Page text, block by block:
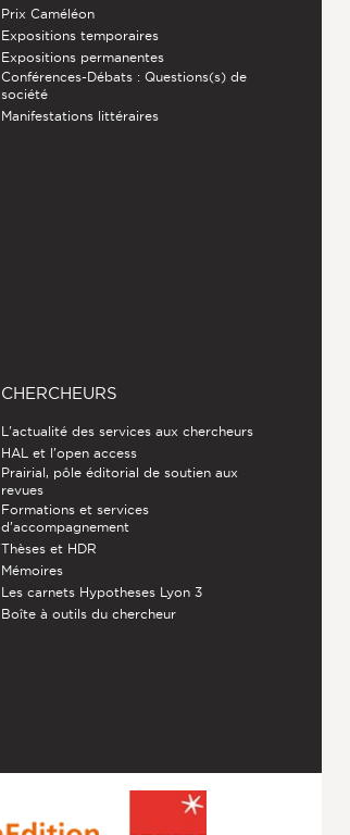
Prix Caméléon
Expositions temporaires
Expositions permanentes
Conférences-Débats : Questions(s) de
société
Manifestations littéraires
CHERCHEURS
L'actualité des services aux chercheurs
HAL et l'open access
Prairial, pôle éditorial de soutien aux
revues
Formations et services
d’accompagnement
Thèses et HDR
Mémoires
Les carnets Hypotheses Lyon 3
Boîte à outils du chercheur